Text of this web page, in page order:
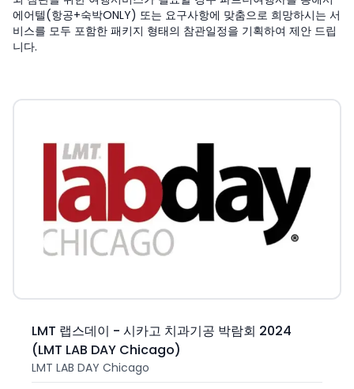
에어텔(항공+숙박ONLY) 또는 요구사항에 맞춤으로 희망하시는 서
비스를 모두 포함한 패키지 형태의 참관일정을 기획하여 제안 드립
니다.
LMT 랩스데이 - 시카고 치과기공 박람회 2024
(LMT LAB DAY Chicago)
LMT LAB DAY Chicago